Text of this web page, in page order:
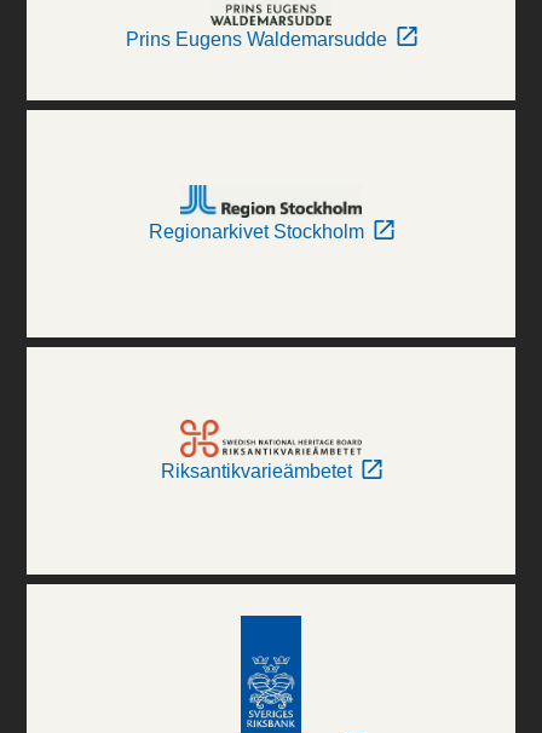
Prins Eugens Waldemarsudde
Regionarkivet Stockholm
Riksantikvarieämbetet